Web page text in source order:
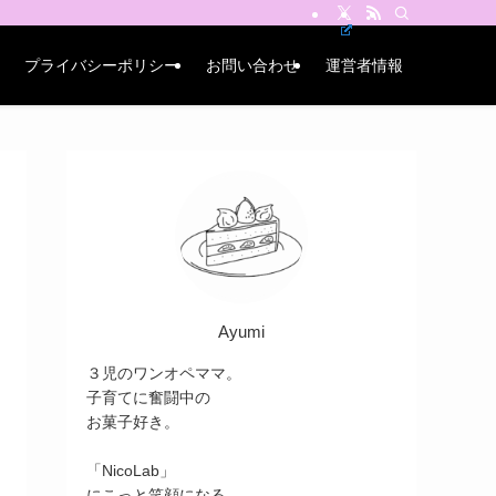
プライバシーポリシー お問い合わせ 運営者情報
Ayumi
３児のワンオペママ。
子育てに奮闘中の
お菓子好き。
「NicoLab」